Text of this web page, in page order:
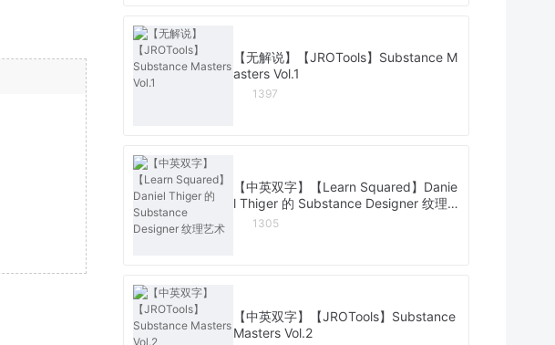
【无解说】【JROTools】Substance M
asters Vol.1
1397
【中英双字】【Learn Squared】Danie
l Thiger 的 Substance Designer 纹理
艺术1305
【中英双字】【JROTools】Substance
Masters Vol.2